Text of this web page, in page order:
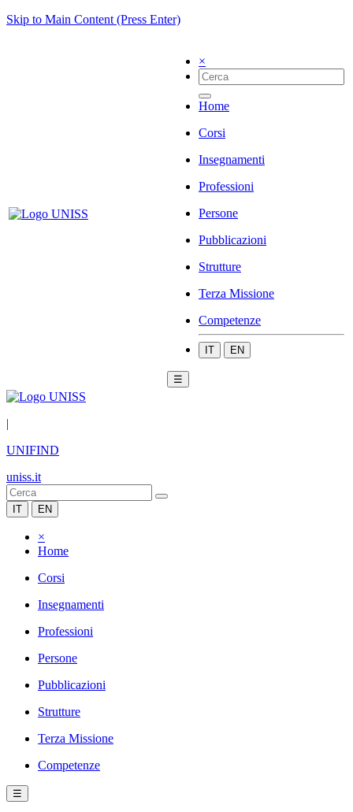
Skip to Main Content (Press Enter)
×
Home
Corsi
Insegnamenti
Professioni
Persone
Pubblicazioni
Strutture
Terza Missione
Competenze
IT EN
☰
|
UNIFIND
uniss.it
IT EN
×
Home
Corsi
Insegnamenti
Professioni
Persone
Pubblicazioni
Strutture
Terza Missione
Competenze
☰